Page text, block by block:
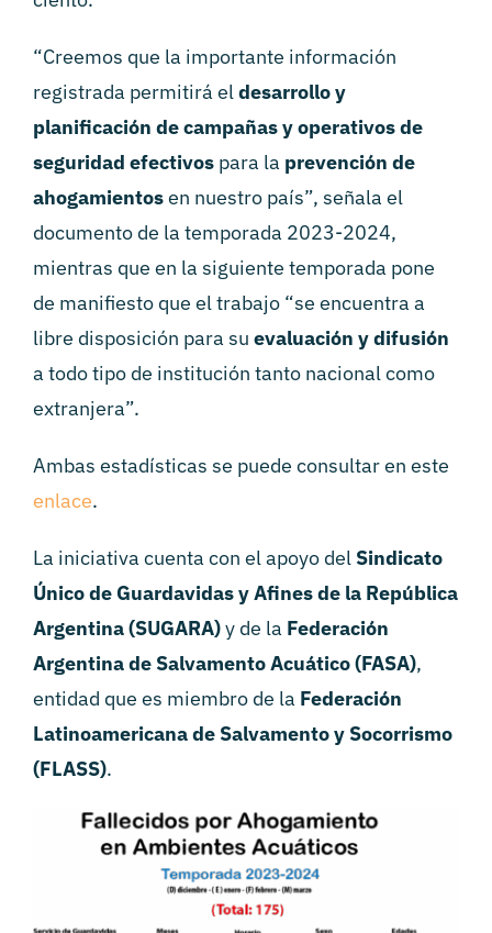
“Creemos que la importante información
registrada permitirá el desarrollo y
planificación de campañas y operativos de
seguridad efectivospara la prevención de
ahogamientosen nuestro país”, señala el
documento de la temporada 2023-2024,
mientras que en la siguiente temporada pone
de manifiesto que el trabajo “se encuentra a
libre disposición para su evaluación y difusión
a todo tipo de institución tanto nacional como
extranjera”.
Ambas estadísticas se puede consultar en este
enlace.
La iniciativa cuenta con el apoyo del Sindicato
Único de Guardavidas y Afines de la República
Argentina (SUGARA)y de la Federación
Argentina de Salvamento Acuático (FASA),
entidad que es miembro de la Federación
Latinoamericana de Salvamento y Socorrismo
(FLASS).